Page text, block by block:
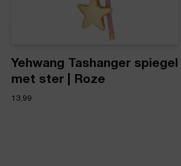
Yehwang Tashanger spiegel
met ster | Roze
13,99